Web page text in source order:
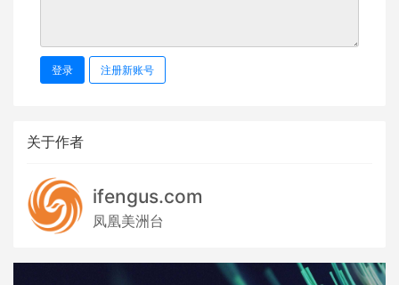
登录 注册新账号
关于作者
ifengus.com
凤凰美洲台